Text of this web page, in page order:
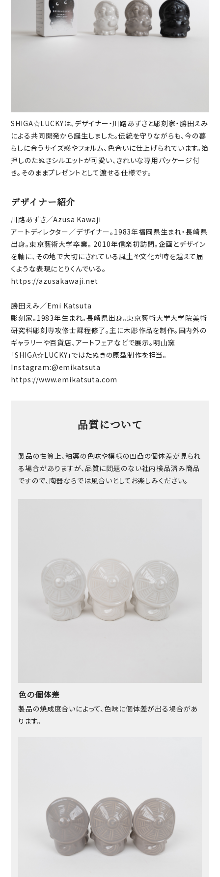
SHIGA☆LUCKYは、デザイナー・川路あずさと彫刻家・勝田えみ
による共同開発から誕生しました。伝統を守りながらも、今の暮
らしに合うサイズ感やフォルム、色合いに仕上げられています。箔
押しのたぬきシルエットが可愛い、きれいな専用パッケージ付
き。そのままプレゼントとして渡せる仕様です。
デザイナー紹介
川路あずさ／Azusa Kawaji
アートディレクター／デザイナー。1983年福岡県生まれ・長崎県
出身。東京藝術大学卒業。 2010年信楽初訪問。企画とデザイン
を軸に、その地で大切にされている風土や文化が時を越えて届
くような表現にとりくんでいる。
https://azusakawaji.net
勝田えみ／Emi Katsuta
彫刻家。1983年生まれ。長崎県出身。東京藝術大学大学院美術
研究科彫刻専攻修士課程修了。主に木彫作品を制作。国内外の
ギャラリーや百貨店、アートフェアなどで展示。明山窯
「SHIGA☆LUCKY」ではたぬきの原型制作を担当。
Instagram:@emikatsuta
https://www.emikatsuta.com
品質について
製品の性質上、釉薬の色味や模様の凹凸の個体差が見られ
る場合がありますが、品質に問題のない社内検品済み商品
ですので、陶器ならでは風合いとしてお楽しみください。
色の個体差
製品の焼成度合いによって、色味に個体差が出る場合があ
ります。